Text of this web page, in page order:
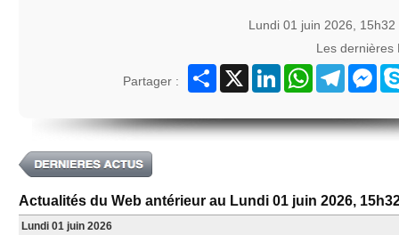
Lundi 01 juin 2026,
Les dernières
Partager :
Partager
X LinkedInWhatsAppTelegram
Actualités du Web antérieur au Lundi 01 juin 2026,
Lundi 01 juin 2026